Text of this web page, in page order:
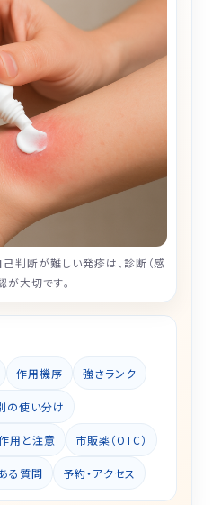
判断が難しい発疹は、診断（感
が大切です。
作用機序 強さランク
の使い分け
用と注意 市販薬（OTC）
る質問 予約・アクセス